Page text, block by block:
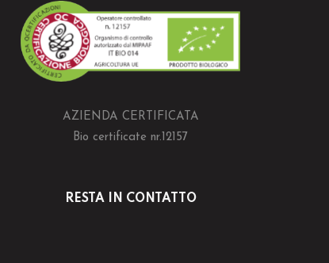
AZIENDA CERTIFICATA
Bio certificate nr.12157
RESTA IN CONTATTO